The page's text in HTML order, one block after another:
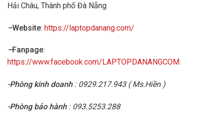
Hải Châu, Thành phố Đà Nẵng
–Website: https://laptopdanang.com/
–Fanpage:
https://www.facebook.com/LAPTOPDANANGCOM
-Phòng kinh doanh: 0929.217.943 ( Ms.Hiền )
-Phòng bảo hành: 093.5253.288